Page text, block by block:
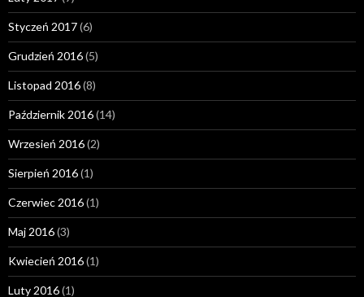
Styczeń 2017(6)
Grudzień 2016(5)
Listopad 2016(8)
Październik 2016(14)
Wrzesień 2016(2)
Sierpień 2016(1)
Czerwiec 2016(1)
Maj 2016(3)
Kwiecień 2016(1)
Luty 2016(1)